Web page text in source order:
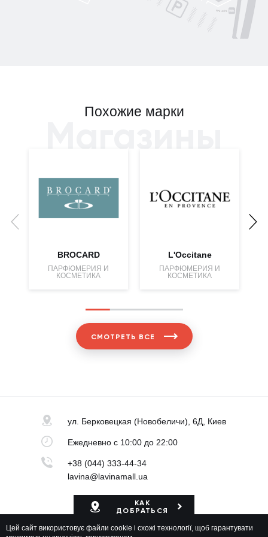
Похожие марки
BROCARD
ПАРФЮМЕРИЯ И
КОСМЕТИКА
L'Occitane
ПАРФЮМЕРИЯ И
КОСМЕТИКА
СМОТРЕТЬ ВСЕ
ул. Берковецкая (Новобеличи), 6Д, Киев
Ежедневнос 10:00 до 22:00
+38 (044) 333-44-34
lavina@lavinamall.ua
КАК
ДОБРАТЬСЯ
Цей сайт використовує файли cookie і схожі технології, щоб гарантувати